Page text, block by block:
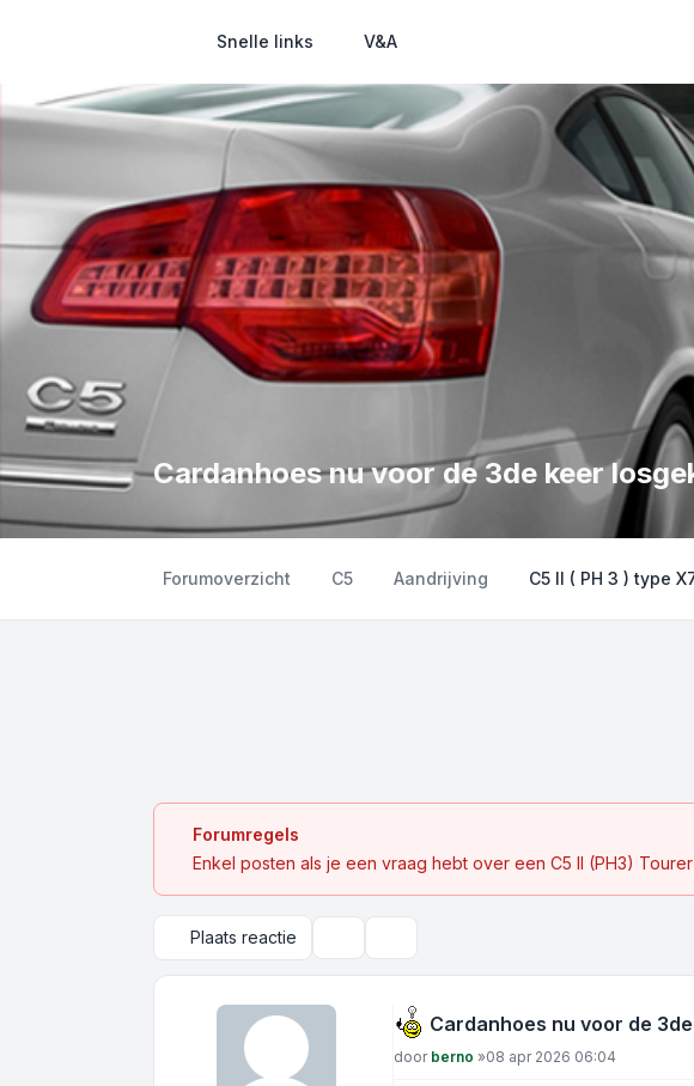
Snelle links V&A
Cardanhoes nu voor de 3de keer
Forumoverzicht C5 Aandrijving C5 II ( PH 3 ) type
Forumregels
Enkel posten als je een vraag hebt over een C5 II (PH3)
Plaats reactie
Cardanhoes nu voor de
Bericht
door berno »08 apr 2026 06:04